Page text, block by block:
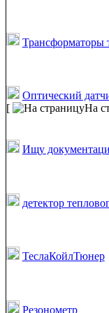
Трансформаторы
Оптический
[
На
Ищу
детектор
ТеслаКойлТюнер
Резонометр